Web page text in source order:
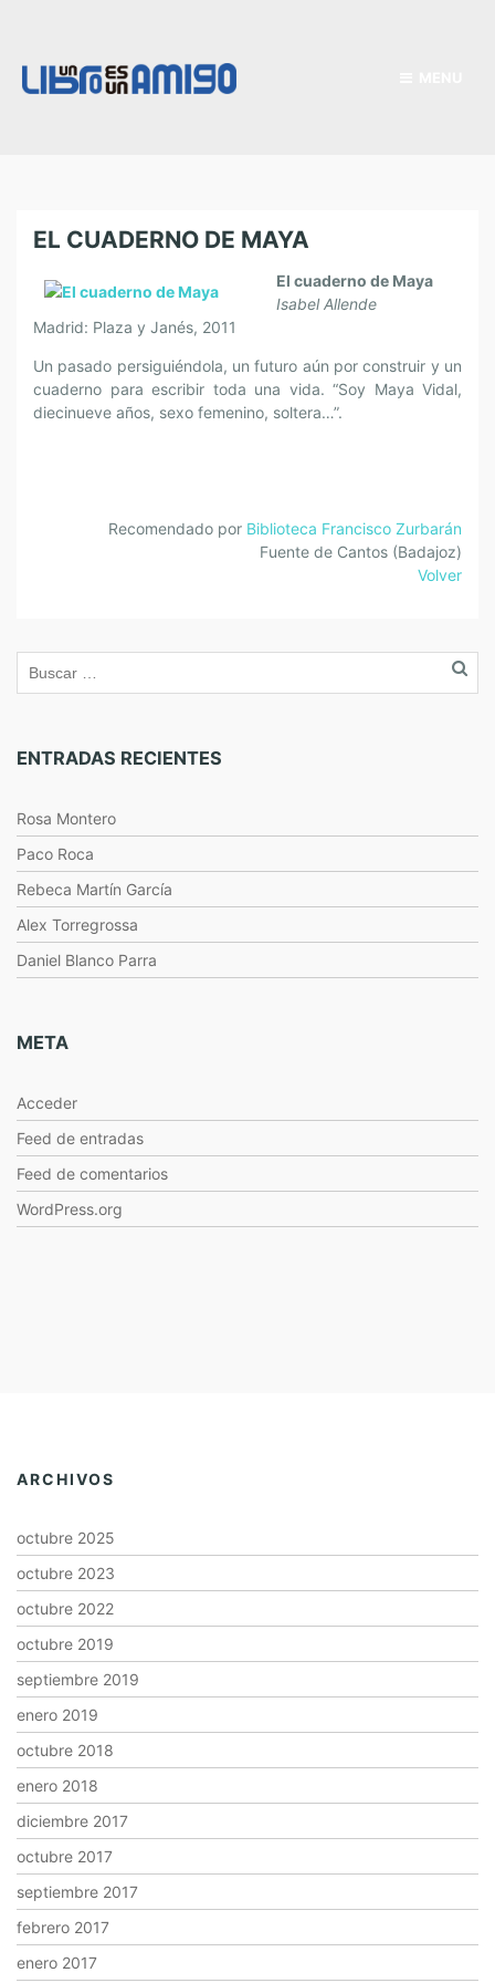
EL CUADERNO DE MAYA
El cuaderno de Maya
Isabel Allende
Madrid: Plaza y Janés, 2011
Un pasado persiguiéndola, un futuro aún por construir y un
cuaderno para escribir toda una vida. “Soy Maya Vidal,
diecinueve años, sexo femenino, soltera…”.
Recomendado por Biblioteca Francisco Zurbarán
Fuente de Cantos (Badajoz)
Volver
ENTRADAS RECIENTES
Rosa Montero
Paco Roca
Rebeca Martín García
Alex Torregrossa
Daniel Blanco Parra
META
Acceder
Feed de entradas
Feed de comentarios
WordPress.org
ARCHIVOS
octubre 2025
octubre 2023
octubre 2022
octubre 2019
septiembre 2019
enero 2019
octubre 2018
enero 2018
diciembre 2017
octubre 2017
septiembre 2017
febrero 2017
enero 2017